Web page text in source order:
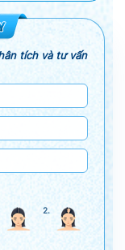
tích và tư vấn
2.